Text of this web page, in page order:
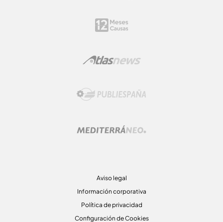
Aviso legal
Información corporativa
Política de privacidad
Configuración de Cookies